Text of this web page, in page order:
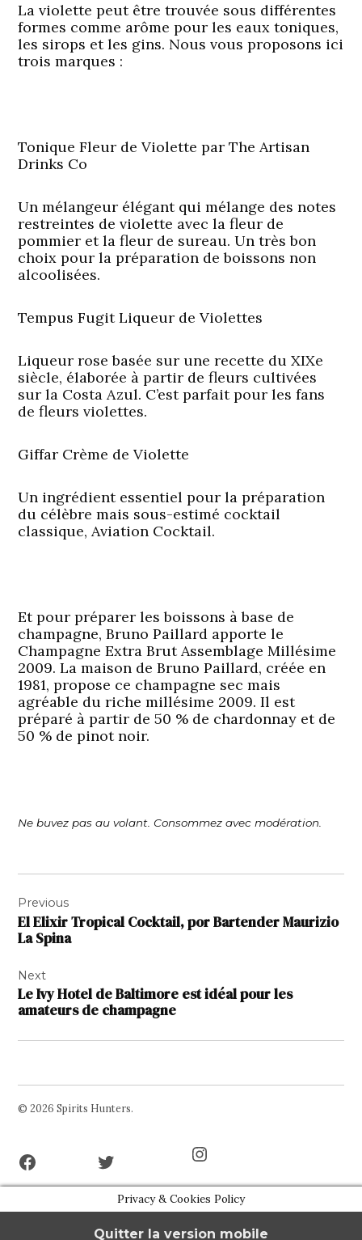
La violette peut être trouvée sous différentes
formes comme arôme pour les eaux toniques,
les sirops et les gins. Nous vous proposons ici
trois marques :
Tonique Fleur de Violette par The Artisan
Drinks Co
Un mélangeur élégant qui mélange des notes
restreintes de violette avec la fleur de
pommier et la fleur de sureau. Un très bon
choix pour la préparation de boissons non
alcoolisées.
Tempus Fugit Liqueur de Violettes
Liqueur rose basée sur une recette du XIXe
siècle, élaborée à partir de fleurs cultivées
sur la Costa Azul. C’est parfait pour les fans
de fleurs violettes.
Giffar Crème de Violette
Un ingrédient essentiel pour la préparation
du célèbre mais sous-estimé cocktail
classique, Aviation Cocktail.
Et pour préparer les boissons à base de
champagne, Bruno Paillard apporte le
Champagne Extra Brut Assemblage Millésime
2009. La maison de Bruno Paillard, créée en
1981, propose ce champagne sec mais
agréable du riche millésime 2009. Il est
préparé à partir de 50 % de chardonnay et de
50 % de pinot noir.
Ne buvez pas au volant. Consommez avec modération.
de
l’article
Previous
El Elixir Tropical Cocktail, por Bartender Maurizio
La Spina
Next
Le Ivy Hotel de Baltimore est idéal pour les
amateurs de champagne
© 2026 Spirits Hunters.
Privacy & Cookies Policy
Quitter la version mobile